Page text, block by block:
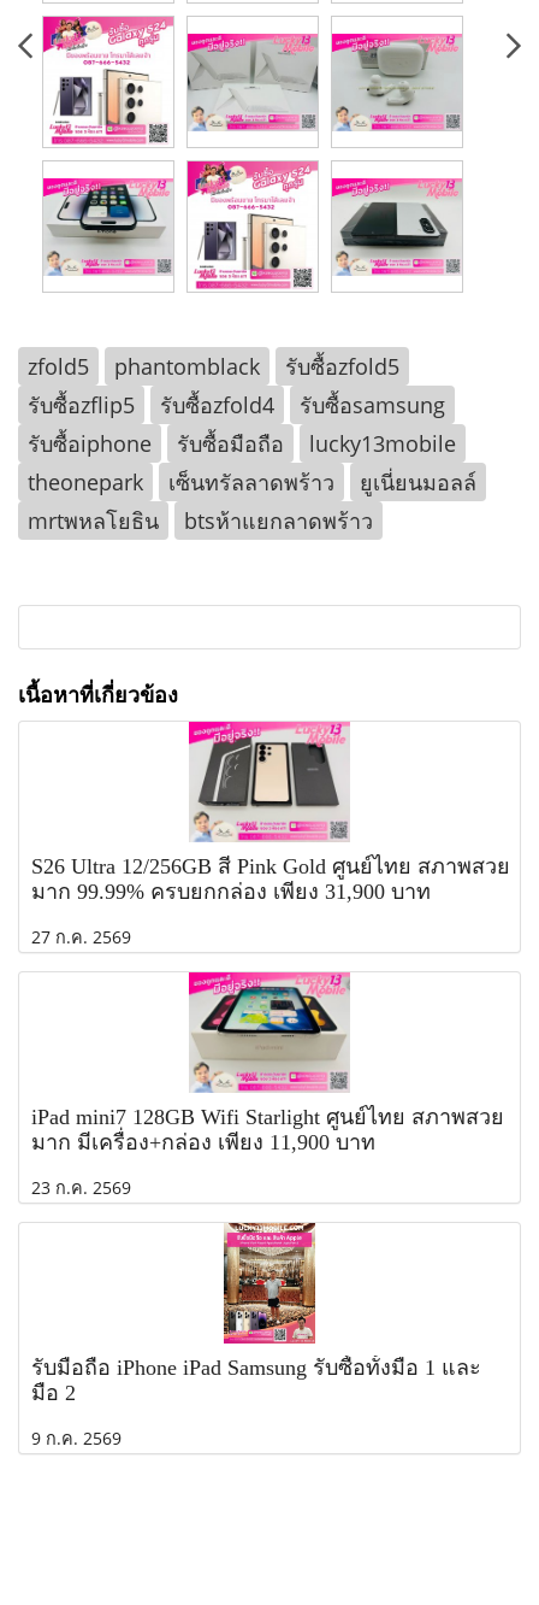
zfold5 phantomblack
รับซื้อzfold5
รับซื้อzflip5
รับซื้อzfold4
รับซื้อsamsung
รับซื้อiphone
รับซื้อมือถือ
lucky13mobile
theonepark
เซ็นทรัลลาดพร้าว
ยูเนี่ยนมอลล์
mrtพหลโยธิน
btsห้าแยกลาดพร้าว
เนื้อหาที่เกี่ยวข้อง
S26 Ultra 12/256GB สี Pink Gold ศูนย์ไทย สภาพสวย
มาก 99.99% ครบยกกล่อง เพียง 31,900 บาท
27 ก.ค. 2569
iPad mini7 128GB Wifi Starlight ศูนย์ไทย สภาพสวย
มาก มีเครื่อง+กล่อง เพียง 11,900 บาท
23 ก.ค. 2569
รับมือถือ iPhone iPad Samsung รับซื้อทั้งมือ 1 และ
มือ 2
9 ก.ค. 2569